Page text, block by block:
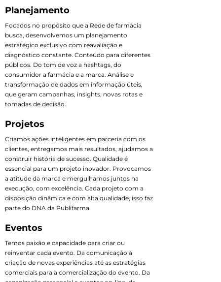
Planejamento
Focados no propósito que a Rede de farmácia
busca, desenvolvemos um planejamento
estratégico exclusivo com reavaliação e
diagnóstico constante. Conteúdo para diferentes
públicos. Do tom de voz a hashtags, do
consumidor a farmácia e a marca. Análise e
transformação de dados em informação úteis,
que geram campanhas, insights, novas rotas e
tomadas de decisão.
Projetos
Criamos ações inteligentes em parceria com os
clientes, entregamos mais resultados, ajudamos a
construir história de sucesso. Qualidade é
essencial para um projeto inovador. Provocamos
a atitude da marca e mergulhamos juntos na
execução, com excelência. Cada projeto com a
disposição dinâmica e com alta qualidade, isso faz
parte do DNA da Publifarma.
Eventos
Temos paixão e capacidade para criar ou
reinventar cada evento. Da comunicação à
criação de novas experiências até as estratégias
comerciais para a comercialização do evento. Da